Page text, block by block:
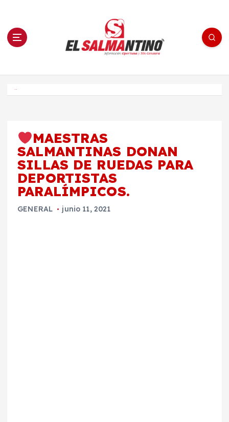
n El Salmantino - medios/noticias/editorial
MAESTRAS
SALMANTINAS DONAN
SILLAS DE RUEDAS PARA
DEPORTISTAS
PARALÍMPICOS.
GENERAL junio 11, 2021